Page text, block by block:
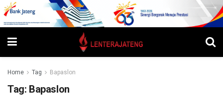
Home Tag Bapaslon
Tag: Bapaslon